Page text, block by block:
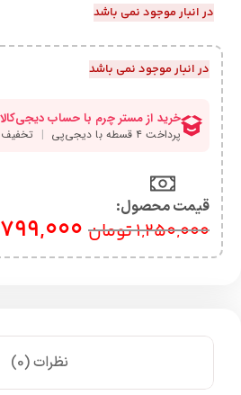
در انبار موجود نمی باشد
در انبار موجود نمی باشد
قیمت محصول:​
1,250,000تومان 799,000
نظرات (0)